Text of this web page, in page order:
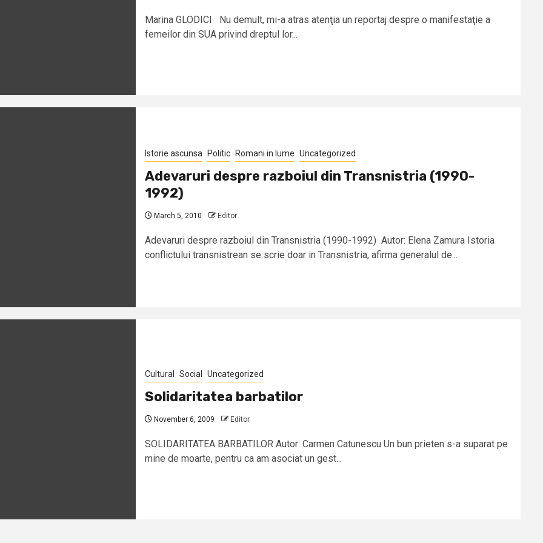
Marina GLODICI Nu demult, mi-a atras atenţia un reportaj despre o manifestaţie a
femeilor din SUA privind dreptul lor...
Istorie ascunsa Politic Romani in lume Uncategorized
Adevaruri despre razboiul din Transnistria (1990-
1992)
March 5, 2010 Editor
Adevaruri despre razboiul din Transnistria (1990-1992) Autor: Elena Zamura Istoria
conflictului transnistrean se scrie doar in Transnistria, afirma generalul de...
Cultural Social Uncategorized
Solidaritatea barbatilor
November 6, 2009 Editor
SOLIDARITATEA BARBATILOR Autor: Carmen Catunescu Un bun prieten s-a suparat pe
mine de moarte, pentru ca am asociat un gest...